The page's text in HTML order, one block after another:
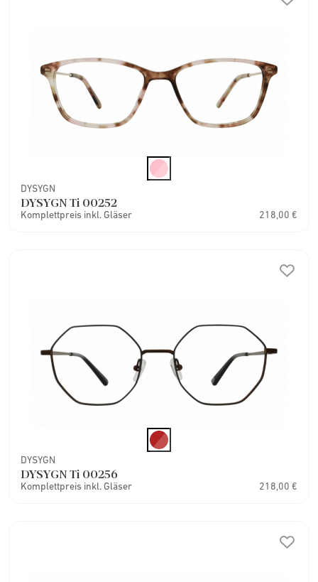
DYSYGN
DYSYGN Ti 00252
Komplettpreis inkl. Gläser 218,00 €
DYSYGN
DYSYGN Ti 00256
Komplettpreis inkl. Gläser 218,00 €